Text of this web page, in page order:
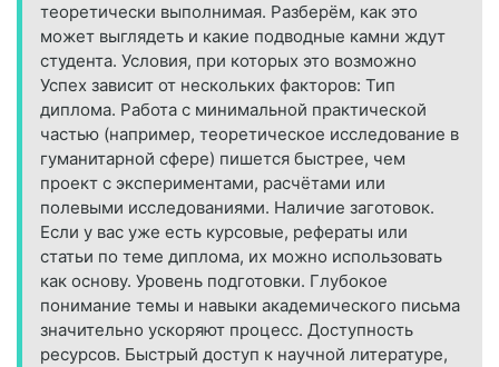
теоретически выполнимая. Разберём, как это
может выглядеть и какие подводные камни ждут
студента. Условия, при которых это возможно
Успех зависит от нескольких факторов: Тип
диплома. Работа с минимальной практической
частью (например, теоретическое исследование в
гуманитарной сфере) пишется быстрее, чем
проект с экспериментами, расчётами или
полевыми исследованиями. Наличие заготовок.
Если у вас уже есть курсовые, рефераты или
статьи по теме диплома, их можно использовать
как основу. Уровень подготовки. Глубокое
понимание темы и навыки академического письма
значительно ускоряют процесс. Доступность
ресурсов. Быстрый доступ к научной литературе,